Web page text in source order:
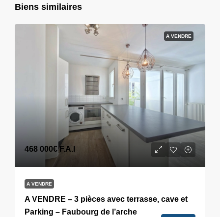
Biens similaires
A VENDRE
468 000€F.A.I
A VENDRE
A VENDRE – 3 pièces avec terrasse, cave et
Parking – Faubourg de l’arche